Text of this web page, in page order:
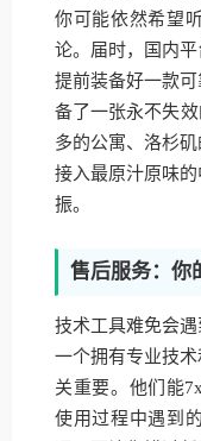
你可能依然希望
论。届时，国内平
提前装备好一款
备了一张永不失
多的公寓、洛杉
接入最原汁原味
振。
售后服务：你
技术工具难免会遇
一个拥有专业技
关重要。他们能
使用过程中遇到